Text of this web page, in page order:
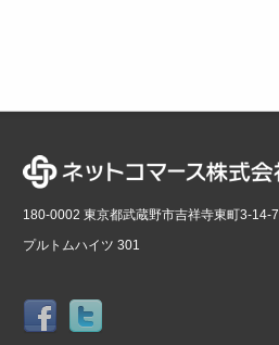
180-0002 東京都武蔵野市吉祥寺東町3-14-7
プルトムハイツ 301